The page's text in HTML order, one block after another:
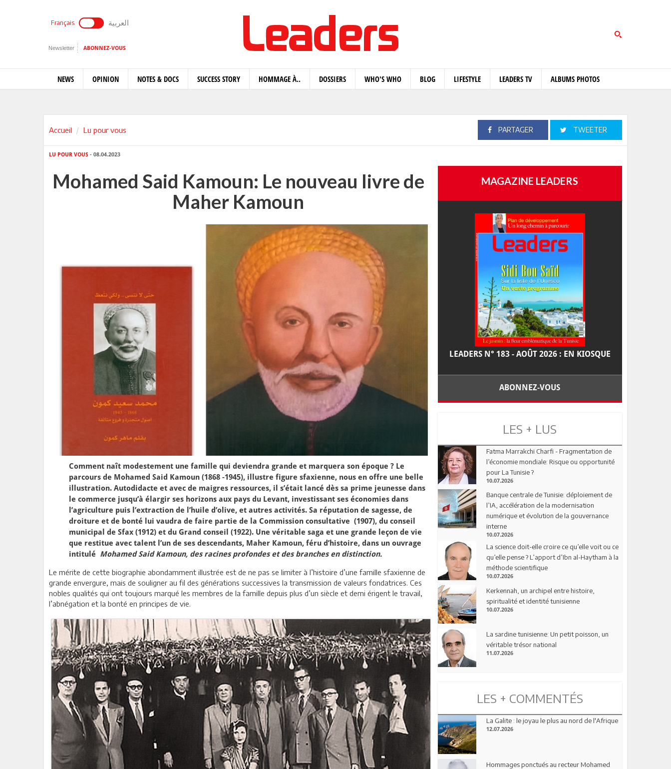
Français العربية
Newsletter ABONNEZ-VOUS
NEWS OPINION NOTES & DOCS SUCCESS STORY HOMMAGE À.. DOSSIERS WHO'S WHO BLOG LIFESTYLE LEADERS TV ALBUMS PHOTOS
Accueil Lu pour vous PARTAGER TWEETER
LU POUR VOUS - 08.04.2023
Mohamed Said Kamoun: Le nouveau livre de
Maher Kamoun
Comment naît modestement une famille qui deviendra grande et marquera son époque ? Le
parcours de Mohamed Said Kamoun (1868 -1945), illustre figure sfaxienne, nous en offre une belle
illustration. Autodidacte et avec de maigres ressources, il s’était lancé dès sa prime jeunesse dans
le commerce jusqu’à élargir ses horizons aux pays du Levant, investissant ses économies dans
l’agriculture puis l’extraction de l’huile d’olive, et autres activités. Sa réputation de sagesse, de
droiture et de bonté lui vaudra de faire partie de la Commission consultative (1907), du conseil
municipal de Sfax (1912) et du Grand conseil (1922). Une véritable saga et une grande leçon de vie
que restitue avec talent l’un de ses descendants, Maher Kamoun, féru d’histoire, dans un ouvrage
intitulé Mohamed Said Kamoun, des racines profondes et des branches en distinction.
Le mérite de cette biographie abondamment illustrée est de ne pas se limiter à l’histoire d’une famille sfaxienne de
grande envergure, mais de souligner au fil des générations successives la transmission de valeurs fondatrices. Ces
nobles qualités qui ont toujours marqué les membres de la famille depuis plus d’un siècle et demi érigent le travail,
l’abnégation et la bonté en principes de vie.
MAGAZINE LEADERS
LEADERS N° 183 - AOÛT 2026 : EN KIOSQUE
ABONNEZ-VOUS
LES + LUS
Fatma Marrakchi Charfi - Fragmentation de
l’économie mondiale: Risque ou opportunité
pour La Tunisie ?
10.07.2026
Banque centrale de Tunisie: déploiement de
l’IA, accélération de la modernisation
numérique et évolution de la gouvernance
interne
10.07.2026
La science doit-elle croire ce qu’elle voit ou ce
qu’elle pense ? L’apport d’Ibn al-Haytham à la
méthode scientifique
10.07.2026
Kerkennah, un archipel entre histoire,
spiritualité et identité tunisienne
10.07.2026
La sardine tunisienne: Un petit poisson, un
véritable trésor national
11.07.2026
LES + COMMENTÉS
La Galite : le joyau le plus au nord de l'Afrique
12.07.2026
Hommages ponctués au recteur Mohamed